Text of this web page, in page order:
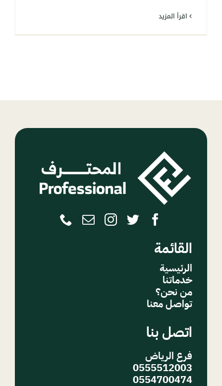
القائمة
الرئيسية
خدماتنا
من نحن؟
تواصل معنا
اتصل بنا
فرع الرياض
0555512003
0554700474